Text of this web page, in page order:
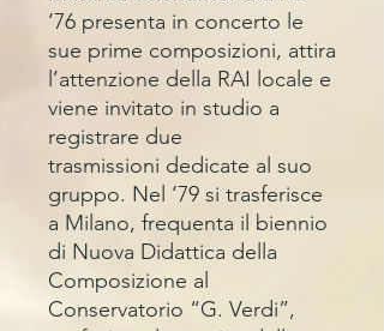
‘76 presenta in concerto le
sue prime composizioni, attira
l’attenzione della RAI locale e
viene invitato in studio a
registrare due
trasmissioni dedicate al suo
gruppo. Nel ‘79 si trasferisce
a Milano, frequenta il biennio
di Nuova Didattica della
Composizione al
Conservatorio “G. Verdi”,